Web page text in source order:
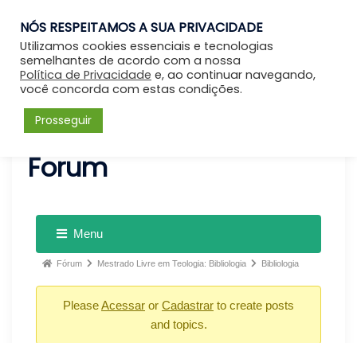
Entrar
Forum
Menu
Fórum Mestrado Livre em Teologia: Bibliologia Bibliologia
PleaseAcessar or Cadastrar to create posts
and topics.
NÓS RESPEITAMOS A SUA PRIVACIDADE
Utilizamos cookies essenciais e tecnologias
semelhantes de acordo com a nossa
Política de Privacidade e, ao continuar navegando,
você concorda com estas condições.
Prosseguir